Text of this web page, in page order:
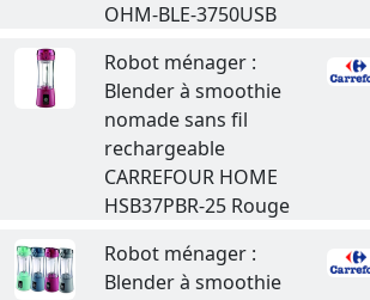
OHM-BLE-3750USB
Robot ménager :
Blender à smoothie
nomade sans fil
rechargeable
CARREFOUR HOME
HSB37PBR-25 Rouge
Robot ménager :
Blender à smoothie